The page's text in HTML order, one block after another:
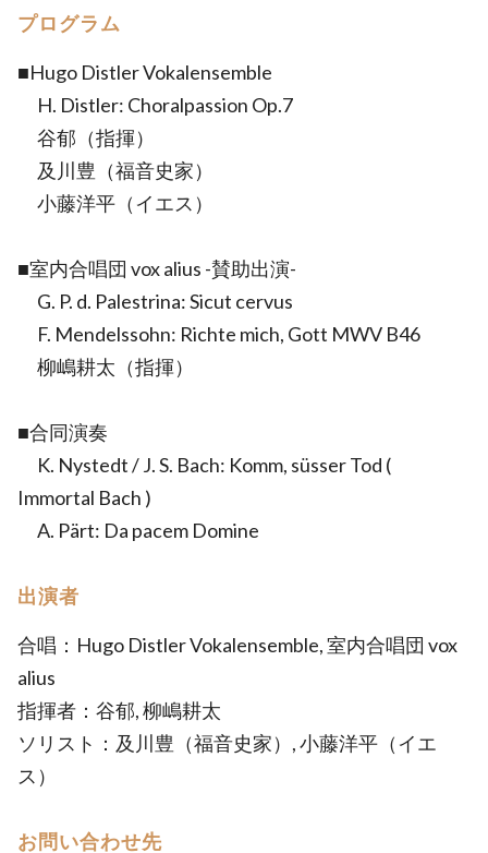
プログラム
■Hugo Distler Vokalensemble
H. Distler: Choralpassion Op.7
谷郁（指揮）
及川豊（福音史家）
小藤洋平（イエス）
■室内合唱団 vox alius -賛助出演-
G. P. d. Palestrina: Sicut cervus
F. Mendelssohn: Richte mich, Gott MWV B46
柳嶋耕太（指揮）
■合同演奏
K. Nystedt / J. S. Bach: Komm, süsser Tod (
Immortal Bach )
A. Pärt: Da pacem Domine
出演者
合唱：Hugo Distler Vokalensemble, 室内合唱団 vox
alius
指揮者：谷郁, 柳嶋耕太
ソリスト：及川豊（福音史家）, 小藤洋平（イエ
ス）
お問い合わせ先